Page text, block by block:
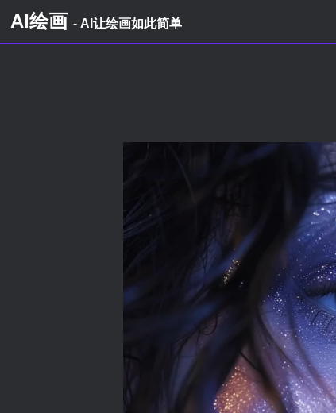
AI绘画 - AI让绘画如此简单